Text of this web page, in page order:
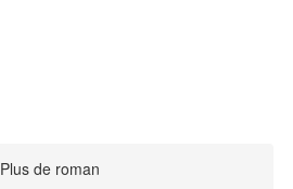
Plus de roman